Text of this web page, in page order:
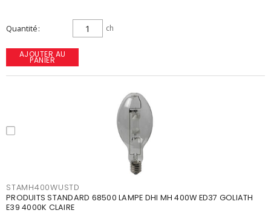
Quantité ch
AJOUTER AU
PANIER
STAMH400WUSTD
PRODUITS STANDARD 68500 LAMPE DHI MH 400W ED37 GOLIATH
E39 4000K CLAIRE